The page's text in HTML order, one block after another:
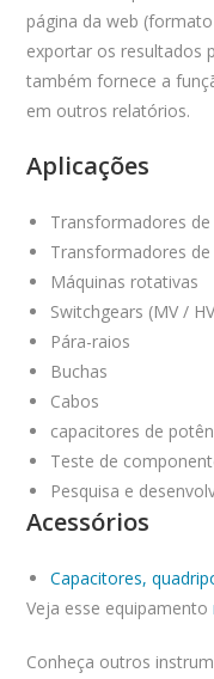
página da web
exportar os resultados
também fornece a
em outros relatórios.
Aplicações
Transformadores
Transformadores
Máquinas rotativas
Switchgears (MV /
Pára-raios
Buchas
Cabos
capacitores de
Teste de
Pesquisa e
Acessórios
Capacitores,
Veja esse equipamento
Conheça outros